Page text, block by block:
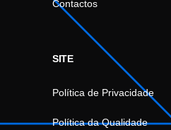
Contactos
SITE
Política de Privacidade
Política da Qualidade